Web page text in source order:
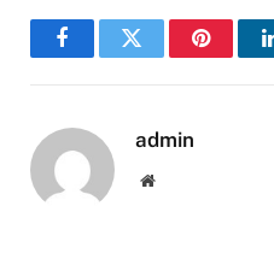
FacebookTwitter
admin
Website